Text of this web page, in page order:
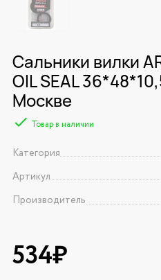
Сальники вилки
OIL SEAL
Москве
Товар в наличии
Категория
Артикул
Производитель
534₽